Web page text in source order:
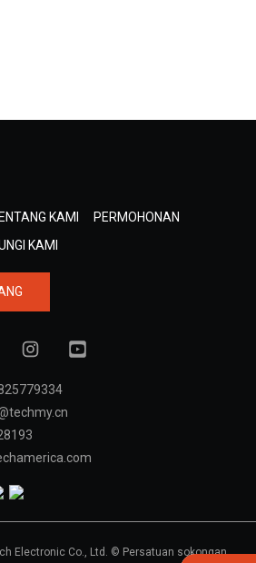
KAMI
PERMOHONAN
KAMI
Electronic Co., Ltd. © Persatuan sokongan